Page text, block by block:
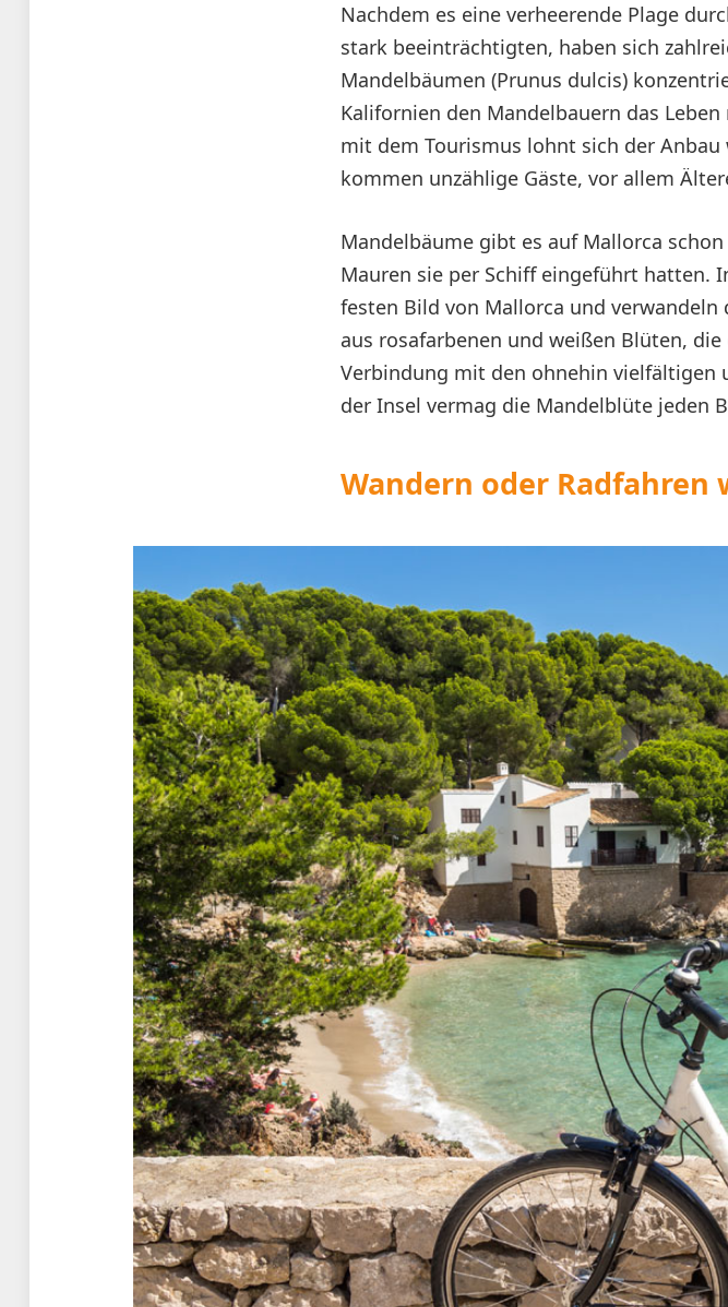
Nachdem es eine verheerende Plage
stark beeinträchtigten, haben sich
Mandelbäumen (Prunus dulcis)
Kalifornien den Mandelbauern das
mit dem Tourismus lohnt sich der
kommen unzählige Gäste, vor allem
Mandelbäume gibt es auf Mallorca
Mauren sie per Schiff eingeführt hatten.
festen Bild von Mallorca und verwandeln
aus rosafarbenen und weißen Blüten,
Verbindung mit den ohnehin vielfältigen
der Insel vermag die Mandelblüte jeden
Wandern oder